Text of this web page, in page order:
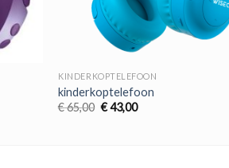
KINDERKOPTELEFOON
kinderkoptelefoon
€65,00 Oorspronkelijke
€43,00Huidige